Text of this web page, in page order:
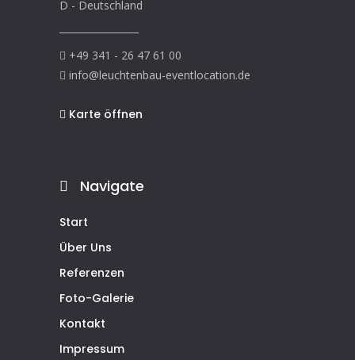
D - Deutschland
+49 341 - 26 47 61 00
info@leuchtenbau-eventlocation.de
Karte öffnen
Navigate
Start
Über Uns
Referenzen
Foto-Galerie
Kontakt
Impressum